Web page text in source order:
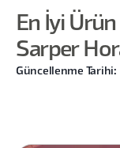
En İyi
Sarper
Güncellenme Tarihi: